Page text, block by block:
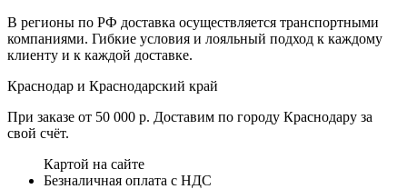
В регионы по РФ доставка осуществляется транспортными
компаниями. Гибкие условия и лояльный подход к каждому
клиенту и к каждой доставке.
Краснодар и Краснодарский край
При заказе от 50 000 р. Доставим по городу Краснодару за
свой счёт.
Картой на сайте
Безналичная оплата с НДС